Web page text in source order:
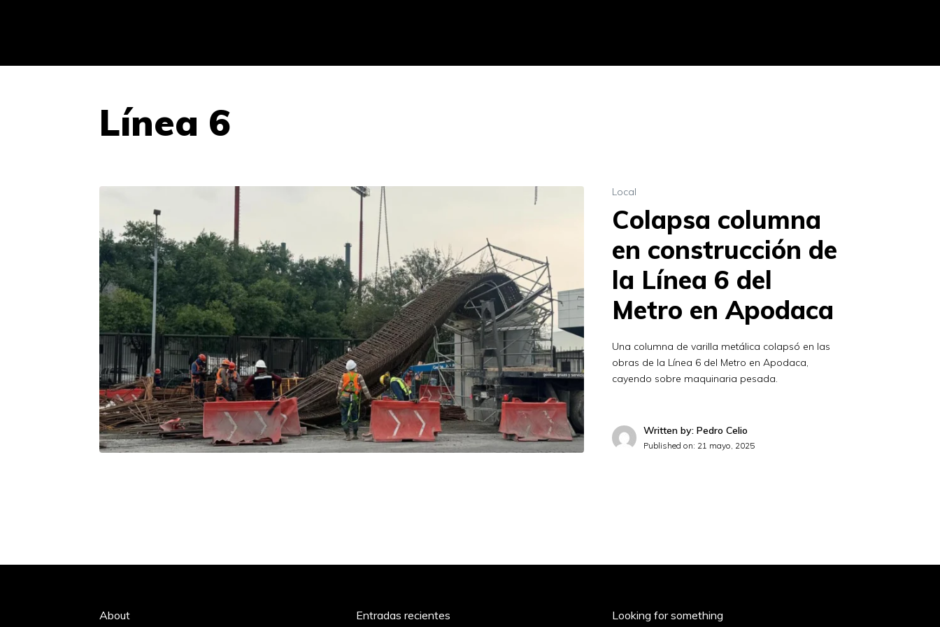
Línea 6
Local
Colapsa columna
en construcción de
la Línea 6 del
Metro en Apodaca
Una columna de varilla metálica colapsó en las
obras de la Línea 6 del Metro en Apodaca,
cayendo sobre maquinaria pesada.
Written by: Pedro Celio
Published on: 21 mayo, 2025
About Entradas recientes Looking for something